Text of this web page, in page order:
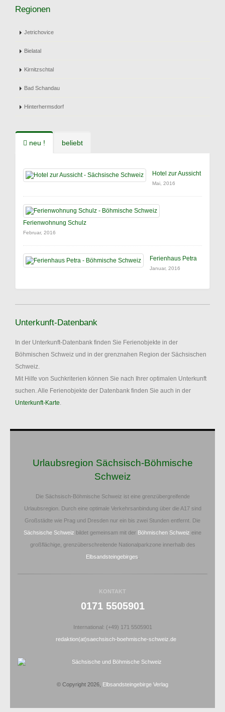
Regionen
Jetrichovice
Bielatal
Kirnitzschtal
Bad Schandau
Hinterhermsdorf
neu ! beliebt
Hotel zur Aussicht
Mai, 2016
Ferienwohnung Schulz
Februar, 2016
Ferienhaus Petra
Januar, 2016
Unterkunft-Datenbank
In der Unterkunft-Datenbank finden Sie Ferienobjekte in der
Böhmischen Schweiz und in der grenznahen Region der Sächsischen
Schweiz.
Mit Hilfe von Suchkriterien können Sie nach Ihrer optimalen Unterkunft
suchen. Alle Ferienobjekte der Datenbank finden Sie auch in der
Unterkunft-Karte.
Urlaubsregion Sächsisch-Böhmische
Schweiz
Die Sächsisch-Böhmische Schweiz ist eine grenzübergreifende
Urlaubsregion. Durch eine optimale Verkehrsanbindung über die A17 sind
Großstädte wie Prag und Dresden nur ein bis zwei Stunden entfernt. Die
Sächsische Schweiz bildet gemeinsam mit der Böhmischen Schweiz eine
großflächige, grenzüberschreitende Nationalparkzone innerhalb des
Elbsandsteingebirges
KONTAKT
0171 5505901
International: (+49) 171 5505901
redaktion(at)saechsisch-boehmische-schweiz.de
© Copyright 2026, Elbsandsteingebirge Verlag